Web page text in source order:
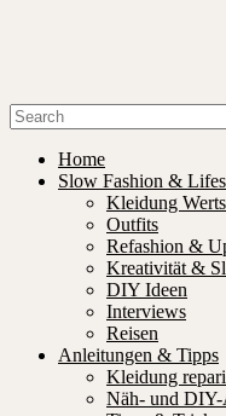
Home
Slow Fashion &
Kleidung
Outfits
Refashion &
Kreativität &
DIY Ideen
Interviews
Reisen
Anleitungen & Tipps
Kleidung
Näh- und